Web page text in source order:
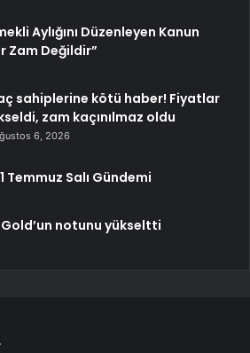
Aylığını Düzenleyen Kanun
Zam Değildir”
sahiplerine kötü haber! Fiyatlar
zam kaçınılmaz oldu
6, 2026
Temmuz Salı Gündemi
notunu yükseltti